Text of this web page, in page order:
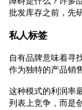
批发库存之前，先
私人标签
自有品牌意味着寻
作为独特的产品销售
这种模式的利润率
列表上竞争，而是